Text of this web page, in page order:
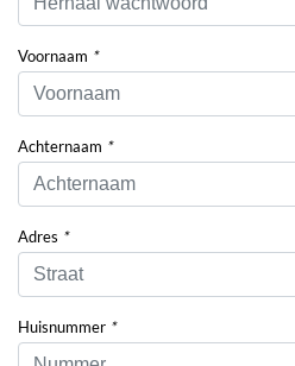
Voornaam *
Achternaam *
Adres *
Huisnummer *